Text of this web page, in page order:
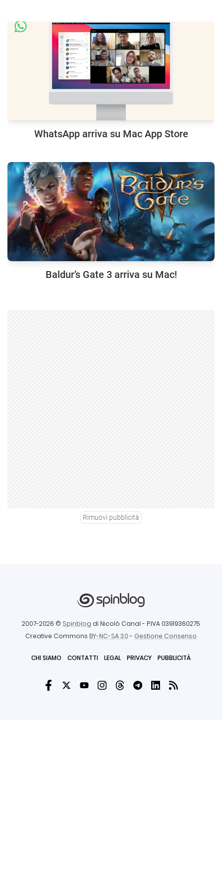
WhatsApp arriva su Mac App Store
Baldur’s Gate 3 arriva su Mac!
Rimuovi pubblicità
2007-2026 © Spinblog di Nicolò Canal - P.IVA 03919360275
Creative Commons BY-NC-SA 3.0- Gestione Consenso
CHI SIAMO CONTATTI LEGAL PRIVACY PUBBLICITÀ